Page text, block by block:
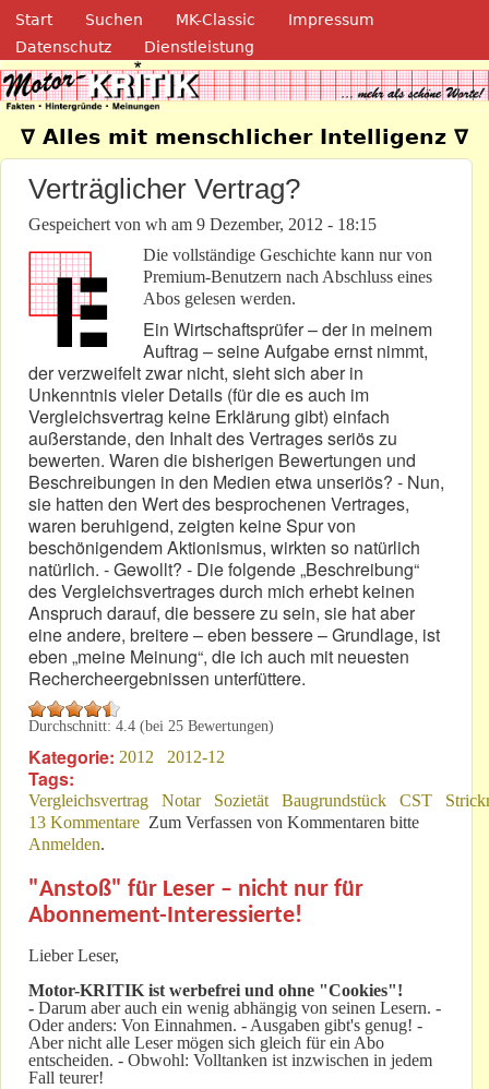
Direkt zum Inhalt
Navigation
Start Suchen MK-Classic
Impressum
Datenschutz
Dienstleistung
Motor-Kritik.de
∇ Alles mit menschlicher Intelligenz ∇
Verträglicher Vertrag?
Gespeichert von wh am 9 Dezember, 2012 - 18:15
Die vollständige Geschichte kann nur von
Premium-Benutzern nach Abschluss eines
Abos gelesen werden.
Ein Wirtschaftsprüfer – der in meinem
Auftrag – seine Aufgabe ernst nimmt,
der verzweifelt zwar nicht, sieht sich aber in
Unkenntnis vieler Details (für die es auch im
Vergleichsvertrag keine Erklärung gibt) einfach
außerstande, den Inhalt des Vertrages seriös zu
bewerten. Waren die bisherigen Bewertungen und
Beschreibungen in den Medien etwa unseriös? - Nun,
sie hatten den Wert des besprochenen Vertrages,
waren beruhigend, zeigten keine Spur von
beschönigendem Aktionismus, wirkten so natürlich
natürlich. - Gewollt? - Die folgende „Beschreibung“
des Vergleichsvertrages durch mich erhebt keinen
Anspruch darauf, die bessere zu sein, sie hat aber
eine andere, breitere – eben bessere – Grundlage, ist
eben „meine Meinung“, die ich auch mit neuesten
Rechercheergebnissen unterfüttere.
Durchschnitt: 4.4 (bei 25 Bewertungen)
Kategorie: 2012 2012-12
Tags:
Vergleichsvertrag Notar Sozietät Baugrundstück CST
13 Kommentare Zum Verfassen von Kommentaren bitte
Anmelden.
"Anstoß" für Leser – nicht nur für
Abonnement-Interessierte!
Lieber Leser,
Motor-KRITIK ist werbefrei und ohne "Cookies"!
- Darum aber auch ein wenig abhängig von seinen Lesern. -
Oder anders: Von Einnahmen. - Ausgaben gibt's genug! -
Aber nicht alle Leser mögen sich gleich für ein Abo
entscheiden. - Obwohl: Volltanken ist inzwischen in jedem
Fall teurer!